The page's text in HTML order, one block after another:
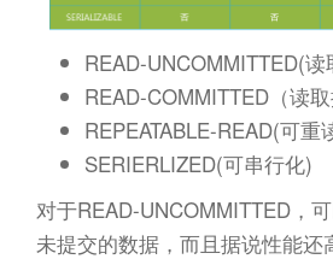
READ-UNCOMMITTED(
READ-COMMITTED（读
REPEATABLE-READ(可重
SERIERLIZED(可串行化)
对于READ-UNCOMMITTED，
未提交的数据，而且据说性能还